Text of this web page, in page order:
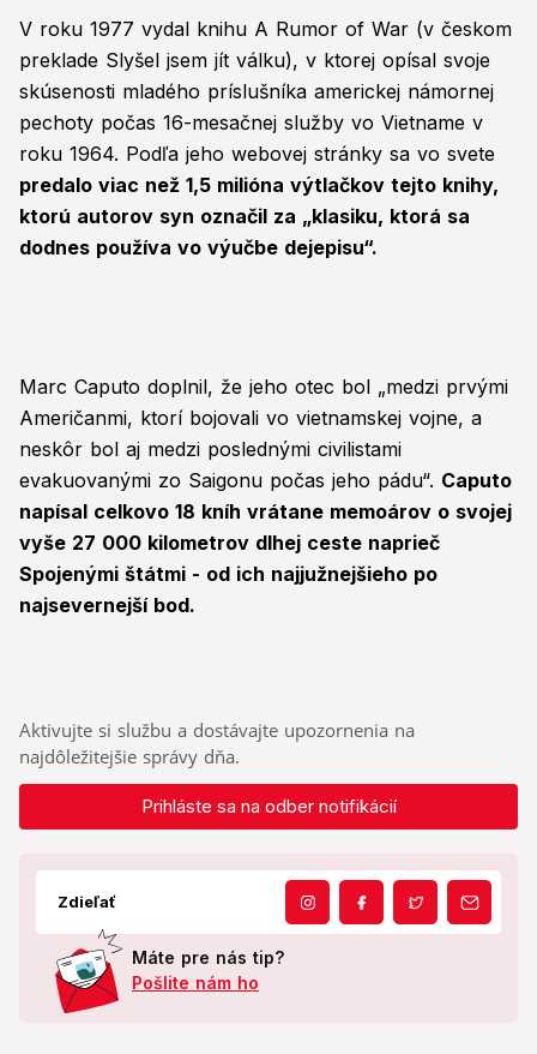
V roku 1977 vydal knihu A Rumor of War (v českom
preklade Slyšel jsem jít válku), v ktorej opísal svoje
skúsenosti mladého príslušníka americkej námornej
pechoty počas 16-mesačnej služby vo Vietname v
roku 1964. Podľa jeho webovej stránky sa vo svete
predalo viac než 1,5 milióna výtlačkov tejto knihy,
ktorú autorov syn označil za „klasiku, ktorá sa
dodnes používa vo výučbe dejepisu“.
Marc Caputo doplnil, že jeho otec bol „medzi prvými
Američanmi, ktorí bojovali vo vietnamskej vojne, a
neskôr bol aj medzi poslednými civilistami
evakuovanými zo Saigonu počas jeho pádu“. Caputo
napísal celkovo 18 kníh vrátane memoárov o svojej
vyše 27 000 kilometrov dlhej ceste naprieč
Spojenými štátmi - od ich najjužnejšieho po
najsevernejší bod.
Aktivujte si službu a dostávajte upozornenia na
najdôležitejšie správy dňa.
Prihláste sa na odber notifikácií
Zdieľať
Máte pre nás tip?
Pošlite nám ho